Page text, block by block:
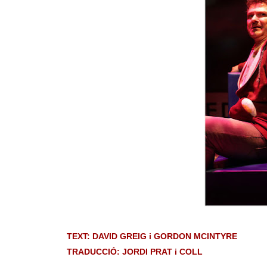
TEXT: DAVID GREIG i GORDON MCINTYRE
TRADUCCIÓ: JORDI PRAT i COLL